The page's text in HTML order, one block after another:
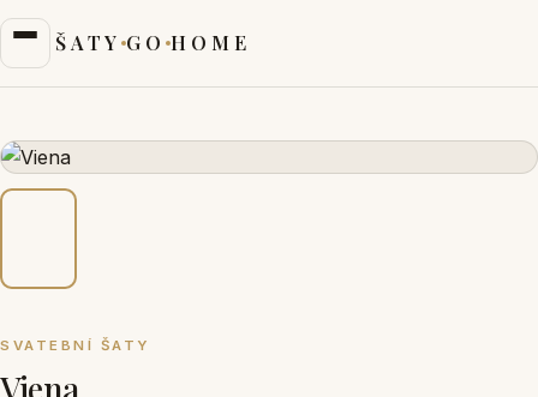
ŠATY GO HOME
SVATEBNÍ ŠATY